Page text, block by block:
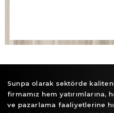
Sunpa olarak sektörde
firmamız hem yatırımlarına,
ve pazarlama faaliyetlerine